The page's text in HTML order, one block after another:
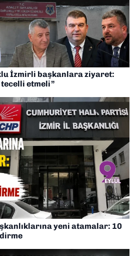
İzmirli başkanlara ziyaret:
etmeli”
yeni atamalar: 10